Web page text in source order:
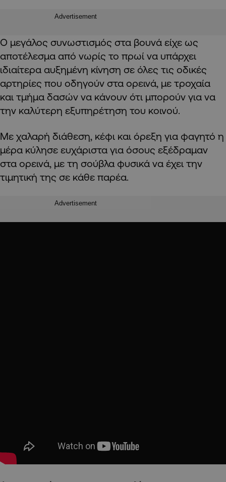
Advertisement
Ο μεγάλος συνωστισμός στα βουνά είχε ως
αποτέλεσμα από νωρίς το πρωί να υπάρχει
ιδιαίτερα αυξημένη κίνηση σε όλες τις οδικές
αρτηρίες που οδηγούν στα ορεινά, με τροχαία
και τμήμα δασών να κάνουν ότι μπορούν για να
την καλύτερη εξυπηρέτηση του κοινού.
Με χαλαρή διάθεση, κέφι και όρεξη για φαγητό η
μέρα κύλησε ευχάριστα για όσους εξέδραμαν
στα ορεινά, με τη σούβλα φυσικά να έχει την
τιμητική της σε κάθε παρέα.
Advertisement